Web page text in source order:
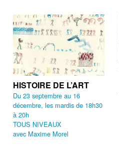
HISTOIRE DE L’ART
Du 23 septembre au 16
décembre, les mardis de 18h30
à 20h
TOUS NIVEAUX
avec Maxime Morel